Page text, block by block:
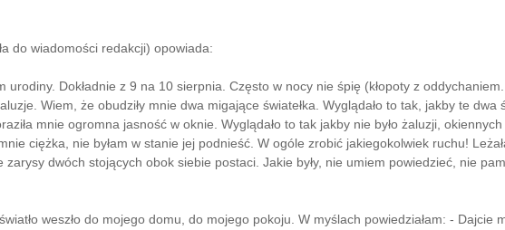
do wiadomości redakcji) opowiada:
Dokładnie z 9 na 10 sierpnia. Często w nocy nie śpię (kłopoty z
Wiem, że obudziły mnie dwa migające światełka. Wyglądało to tak, jakby te dwa
mnie ogromna jasność w oknie. Wyglądało to tak jakby nie było żaluzji,
ciężka, nie byłam w stanie jej podnieść. W ogóle zrobić jakiegokolwiek ruchu!
zarysy dwóch stojących obok siebie postaci. Jakie były, nie umiem powiedzieć, nie
weszło do mojego domu, do mojego pokoju. W myślach powiedziałam: - Dajcie